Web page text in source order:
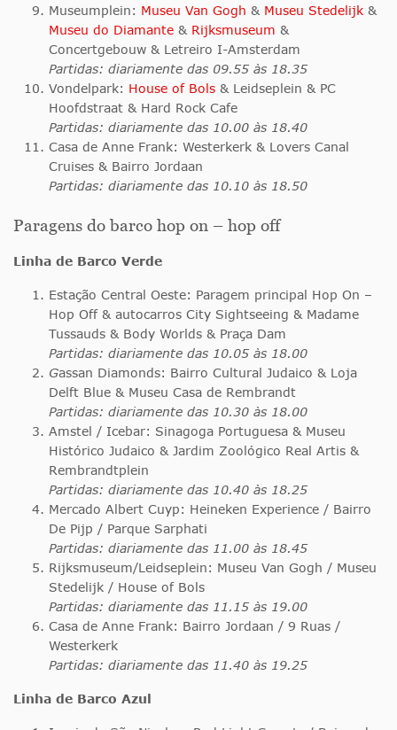
Museumplein: Museu Van Gogh & Museu Stedelijk &
Museu do Diamante & Rijksmuseum &
Concertgebouw & Letreiro I-Amsterdam
Partidas: diariamente das 09.55 às 18.35
Vondelpark: House of Bols & Leidseplein & PC
Hoofdstraat & Hard Rock Cafe
Partidas: diariamente das 10.00 às 18.40
Casa de Anne Frank: Westerkerk & Lovers Canal
Cruises & Bairro Jordaan
Partidas: diariamente das 10.10 às 18.50
Paragens do barco hop on – hop off
Linha de Barco Verde
Estação Central Oeste: Paragem principal Hop On –
Hop Off & autocarros City Sightseeing & Madame
Tussauds & Body Worlds & Praça Dam
Partidas: diariamente das 10.05 às 18.00
Gassan Diamonds: Bairro Cultural Judaico & Loja
Delft Blue & Museu Casa de Rembrandt
Partidas: diariamente das 10.30 às 18.00
Amstel / Icebar: Sinagoga Portuguesa & Museu
Histórico Judaico & Jardim Zoológico Real Artis &
Rembrandtplein
Partidas: diariamente das 10.40 às 18.25
Mercado Albert Cuyp: Heineken Experience / Bairro
De Pijp / Parque Sarphati
Partidas: diariamente das 11.00 às 18.45
Rijksmuseum/Leidseplein: Museu Van Gogh / Museu
Stedelijk / House of Bols
Partidas: diariamente das 11.15 às 19.00
Casa de Anne Frank: Bairro Jordaan / 9 Ruas /
Westerkerk
Partidas: diariamente das 11.40 às 19.25
Linha de Barco Azul